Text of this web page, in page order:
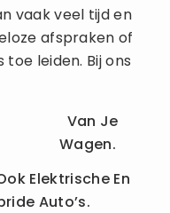
vaak veel tijd en
afspraken of
leiden. Bij ons
Van Je
Wagen.
Elektrische En
Auto’s.